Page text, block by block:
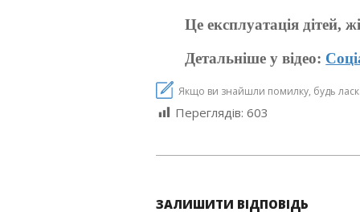
Це експлуатація дітей,
Детальніше у відео:
Якщо ви знайшли помилку, будь
Переглядів: 603
26
ЗАЛИШИТИ ВІДПОВІДЬ